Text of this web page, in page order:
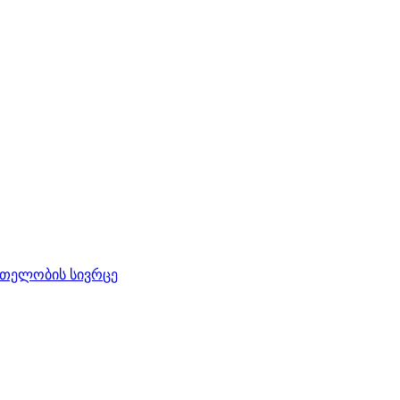
სივრცე